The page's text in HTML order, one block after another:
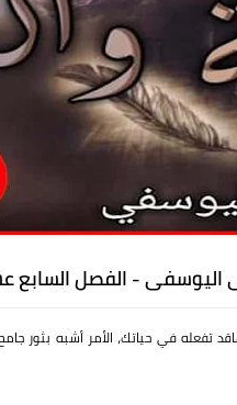
اليوسفى - الفصل السابع
في حياتك، الأمر أشبه بثور